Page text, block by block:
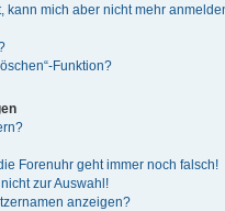
kann mich aber nicht mehr
Funktion?
Forenuhr geht immer noch falsch!
zur Auswahl!
anzeigen?